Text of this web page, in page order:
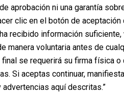
médico.
de los tres días siguientes a
Esta cita será asignada por
con nosotros.
aprobación ni una garantía
clic en el botón de
recibido información
manera voluntaria antes de
se requerirá su firma física
Si aceptas continuar,
aquí descritas.”